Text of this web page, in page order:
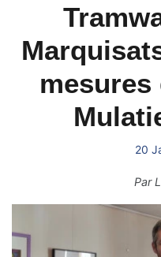
20
Par